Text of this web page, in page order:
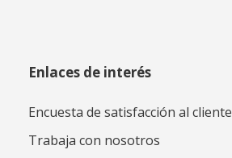
Enlaces de interés
Encuesta de satisfacción al cliente
Trabaja con nosotros